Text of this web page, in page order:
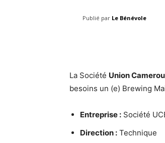
Publié par Le Bénévole
La Société Union
besoins un (e) Brewing
Entreprise : Société
Direction : Technique